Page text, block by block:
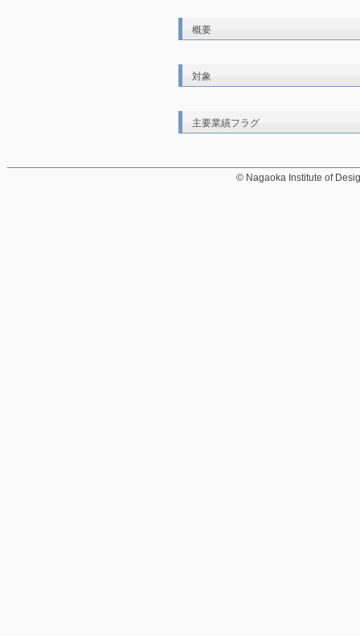
概要
対象
主要業績フラグ